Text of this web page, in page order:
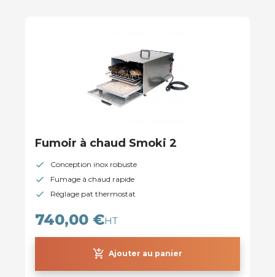
Fumoir à chaud Smoki 2
Conception inox robuste
Fumage à chaud rapide
Réglage pat thermostat
740,00 €HT
add_shopping_cart Ajouter au panier